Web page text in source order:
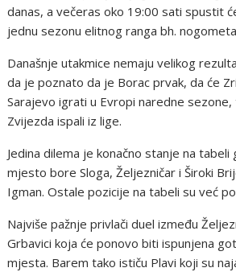
danas, a večeras oko 19:00 sati spustit
jednu sezonu elitnog ranga bh.
Današnje utakmice nemaju velikog
da je poznato da je Borac prvak, da će
Sarajevo igrati u Evropi naredne sezone,
Zvijezda ispali iz lige.
Jedina dilema je konačno stanje na
mjesto bore Sloga, Željezničar i Široki
Igman. Ostale pozicije na tabeli su već
Najviše pažnje privlači duel između
Grbavici koja će ponovo biti ispunjena
mjesta. Barem tako ističu Plavi koji su